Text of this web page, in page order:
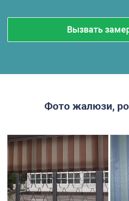
Фото жалюзи,